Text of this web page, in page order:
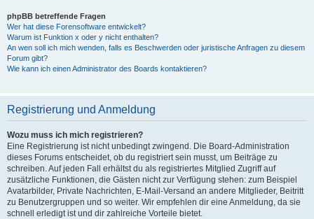
phpBB betreffende Fragen
Wer hat diese Forensoftware entwickelt?
Warum ist Funktion x oder y nicht enthalten?
An wen soll ich mich wenden, falls es Beschwerden oder juristische Anfragen zu diesem
Forum gibt?
Wie kann ich einen Administrator des Boards kontaktieren?
Registrierung und Anmeldung
Wozu muss ich mich registrieren?
Eine Registrierung ist nicht unbedingt zwingend. Die Board-Administration
dieses Forums entscheidet, ob du registriert sein musst, um Beiträge zu
schreiben. Auf jeden Fall erhältst du als registriertes Mitglied Zugriff auf
zusätzliche Funktionen, die Gästen nicht zur Verfügung stehen: zum Beispiel
Avatarbilder, Private Nachrichten, E-Mail-Versand an andere Mitglieder, Beitritt
zu Benutzergruppen und so weiter. Wir empfehlen dir eine Anmeldung, da sie
schnell erledigt ist und dir zahlreiche Vorteile bietet.